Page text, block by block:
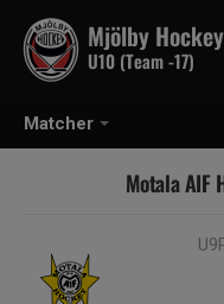
Matcher
Mjölby Hockey
U10 (Team -17)
Motala AIF